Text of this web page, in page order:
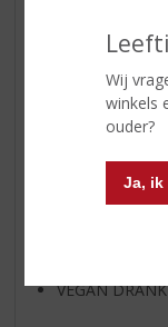
Wij
winkels
ouder?
Ja, ik
KANT EN
FRISDRANK
GLASWERK
VEGAN